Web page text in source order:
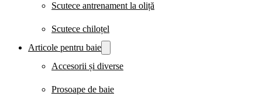
Scutece antrenament la oliță
Scutece chiloțel
Articole pentru baie
Accesorii și diverse
Prosoape de baie